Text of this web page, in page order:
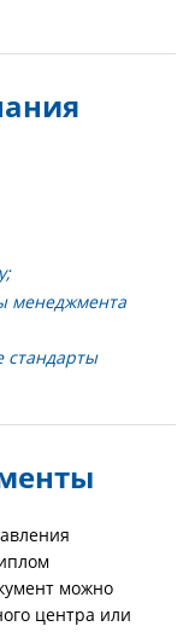
менеджмента
стандарты
можно
центра или